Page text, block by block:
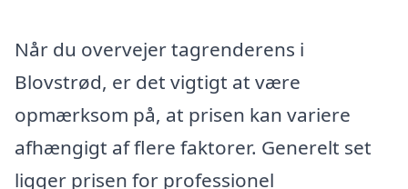
Når du overvejer tagrenderens i
Blovstrød, er det vigtigt at være
opmærksom på, at prisen kan variere
afhængigt af flere faktorer. Generelt set
ligger prisen for professionel